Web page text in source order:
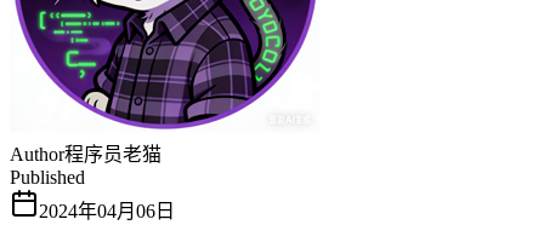
Author程序员老猫
Published
2024年04月06日